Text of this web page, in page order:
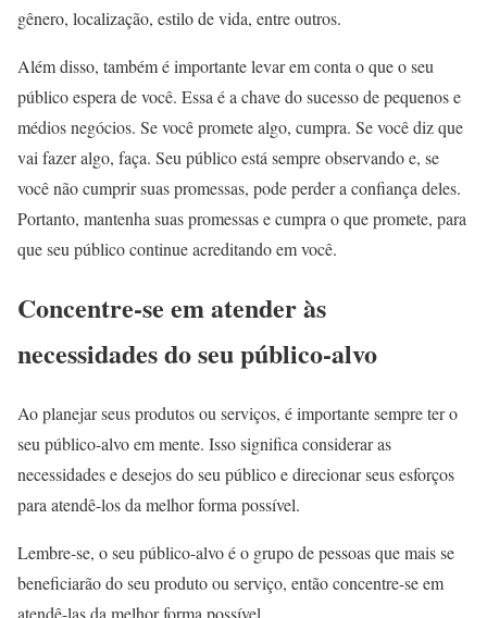
gênero, localização, estilo de vida, entre outros.
Além disso, também é importante levar em conta o que o seu
público espera de você. Essa é a chave do sucesso de pequenos e
médios negócios. Se você promete algo, cumpra. Se você diz que
vai fazer algo, faça. Seu público está sempre observando e, se
você não cumprir suas promessas, pode perder a confiança deles.
Portanto, mantenha suas promessas e cumpra o que promete, para
que seu público continue acreditando em você.
Concentre-se em atender às
necessidades do seu público-alvo
Ao planejar seus produtos ou serviços, é importante sempre ter o
seu público-alvo em mente. Isso significa considerar as
necessidades e desejos do seu público e direcionar seus esforços
para atendê-los da melhor forma possível.
Lembre-se, o seu público-alvo é o grupo de pessoas que mais se
beneficiarão do seu produto ou serviço, então concentre-se em